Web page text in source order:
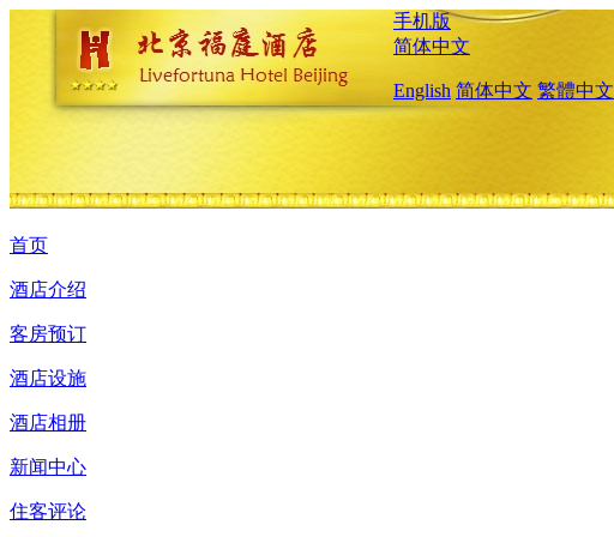
手机版
简体中文
English 简体中文 繁體中文
首页
酒店介绍
客房预订
酒店设施
酒店相册
新闻中心
住客评论